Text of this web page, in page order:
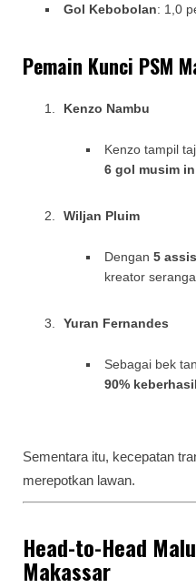
Gol Kebobolan: 1,0
Pemain Kunci PSM
Kenzo Nambu
Kenzo tampil
6 gol musim
Wiljan Pluim
Dengan 5
kreator
Yuran Fernandes
Sebagai bek
90%
Sementara itu, kecepatan
merepotkan lawan.
Head-to-Head
Makassar